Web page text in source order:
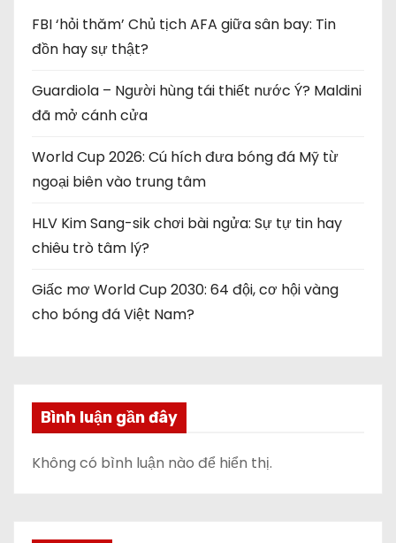
b
i
v
i
ế
t
FBI ‘hỏi thăm’ Chủ tịch AFA giữa sân bay: Tin
đồn hay sự thật?
Guardiola – Người hùng tái thiết nước Ý? Maldini
đã mở cánh cửa
World Cup 2026: Cú hích đưa bóng đá Mỹ từ
ngoại biên vào trung tâm
HLV Kim Sang-sik chơi bài ngửa: Sự tự tin hay
chiêu trò tâm lý?
Giấc mơ World Cup 2030: 64 đội, cơ hội vàng
cho bóng đá Việt Nam?
Bình luận gần đây
Không có bình luận nào để hiển thị.